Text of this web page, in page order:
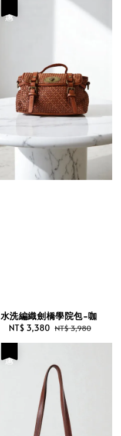
水洗編織劍橋學院包-咖
Sale
price
NT$ 3,380 Regular
price
NT$ 3,980